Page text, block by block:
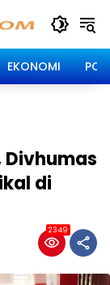
EKONOMI
Divhumas
di
2349